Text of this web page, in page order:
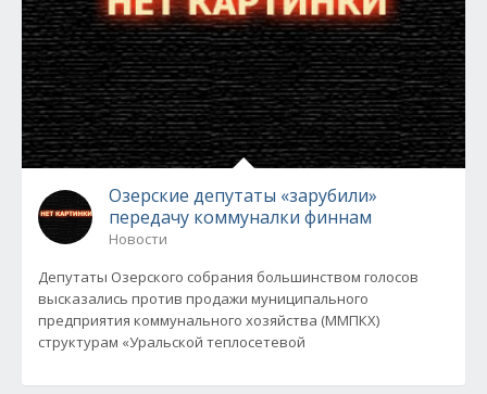
Озерские депутаты «зарубили»
передачу коммуналки финнам
Новости
Депутаты Озерского собрания большинством голосов
высказались против продажи муниципального
предприятия коммунального хозяйства (ММПКХ)
структурам «Уральской теплосетевой